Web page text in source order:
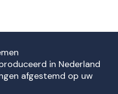
in Nederland
afgestemd op uw